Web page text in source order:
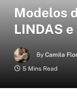
Modelos
LINDAS
By Camila
5 Mins Read